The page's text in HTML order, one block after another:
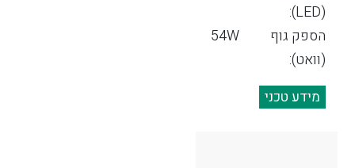
(LED):
הספק גוף
(וואט):
54W
מידע טכני